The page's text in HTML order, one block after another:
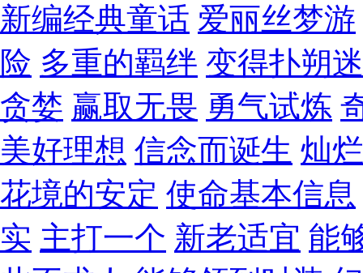
新编经典童话 爱丽丝梦游
险 多重的羁绊 变得扑朔
贪婪 赢取无畏 勇气试炼
美好理想 信念而诞生 灿
花境的安定 使命基本信息
实 主打一个 新老适宜 能